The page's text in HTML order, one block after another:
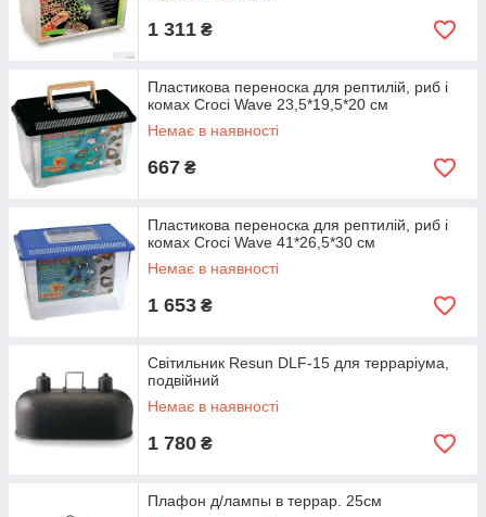
1 311 ₴
Пластикова переноска для рептилій, риб і
комах Croci Wave 23,5*19,5*20 см
Немає в наявності
667 ₴
Пластикова переноска для рептилій, риб і
комах Croci Wave 41*26,5*30 см
Немає в наявності
1 653 ₴
Світильник Resun DLF-15 для терраріума,
подвійний
Немає в наявності
1 780 ₴
Плафон д/лампы в террар. 25см